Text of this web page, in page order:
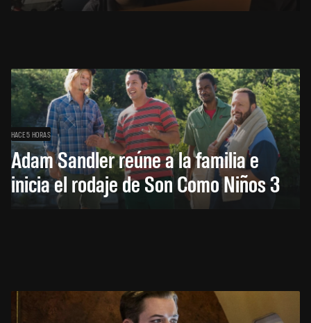
HACE 5 HORAS
Adam Sandler reúne a la familia e
inicia el rodaje de Son Como Niños 3